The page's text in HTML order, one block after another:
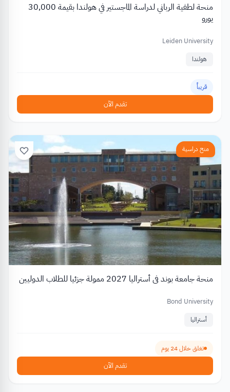
منحة لطفية الرباني لدراسة الماجستير في هولندا بقيمة 30,000
يورو
Leiden University
هولندا
قريباً
تقدم الآن
منح دراسية
منحة جامعة بوند في أستراليا 2027 ممولة جزئيا للطلاب الدوليين
Bond University
أستراليا
تغلق خلال 24 يوم
تقدم الآن